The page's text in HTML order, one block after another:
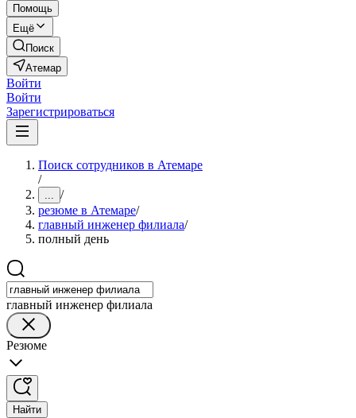
Помощь
Ещё
Поиск
Атемар
Войти
Войти
Зарегистрироваться
Поиск сотрудников в Атемаре
/
... /
резюме в Атемаре/
главный инженер филиала/
полный день
главный инженер филиала
Резюме
Найти